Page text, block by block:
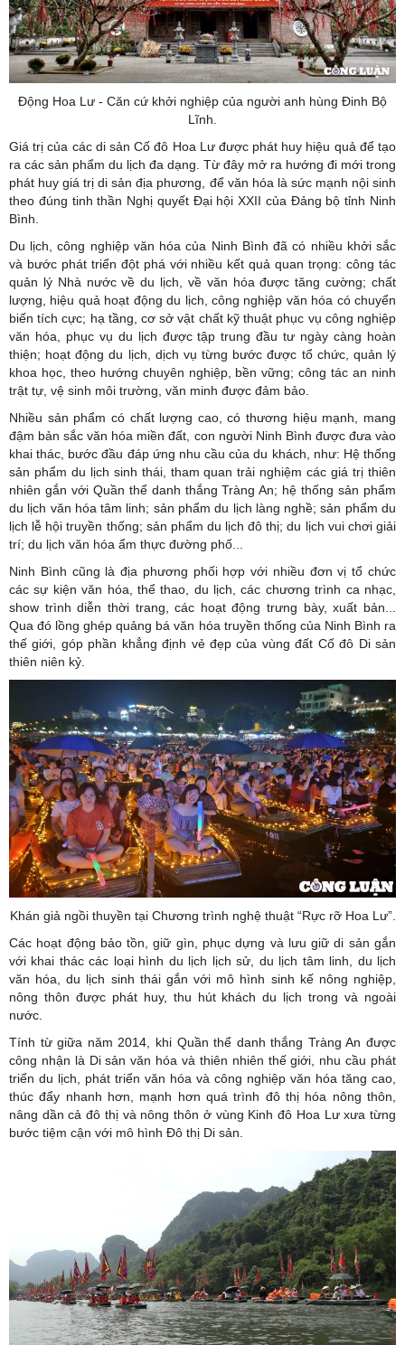
Động Hoa Lư - Căn cứ khởi nghiệp của người anh hùng Đinh Bộ
Lĩnh.
Giá trị của các di sản Cố đô Hoa Lư được phát huy hiệu quả để tạo
ra các sản phẩm du lịch đa dạng. Từ đây mở ra hướng đi mới trong
phát huy giá trị di sản địa phương, để văn hóa là sức mạnh nội sinh
theo đúng tinh thần Nghị quyết Đại hội XXII của Đảng bộ tỉnh Ninh
Bình.
Du lịch, công nghiệp văn hóa của Ninh Bình đã có nhiều khởi sắc
và bước phát triển đột phá với nhiều kết quả quan trọng: công tác
quản lý Nhà nước về du lịch, về văn hóa được tăng cường; chất
lượng, hiệu quả hoạt động du lịch, công nghiệp văn hóa có chuyển
biến tích cực; hạ tầng, cơ sở vật chất kỹ thuật phục vụ công nghiệp
văn hóa, phục vụ du lịch được tập trung đầu tư ngày càng hoàn
thiện; hoạt động du lịch, dịch vụ từng bước được tổ chức, quản lý
khoa học, theo hướng chuyên nghiệp, bền vững; công tác an ninh
trật tự, vệ sinh môi trường, văn minh được đảm bảo.
Nhiều sản phẩm có chất lượng cao, có thương hiệu mạnh, mang
đậm bản sắc văn hóa miền đất, con người Ninh Bình được đưa vào
khai thác, bước đầu đáp ứng nhu cầu của du khách, như: Hệ thống
sản phẩm du lịch sinh thái, tham quan trải nghiệm các giá trị thiên
nhiên gắn với Quần thể danh thắng Tràng An; hệ thống sản phẩm
du lịch văn hóa tâm linh; sản phẩm du lịch làng nghề; sản phẩm du
lịch lễ hội truyền thống; sản phẩm du lịch đô thị; du lịch vui chơi giải
trí; du lịch văn hóa ẩm thực đường phố...
Ninh Bình cũng là địa phương phối hợp với nhiều đơn vị tổ chức
các sự kiện văn hóa, thể thao, du lịch, các chương trình ca nhạc,
show trình diễn thời trang, các hoạt động trưng bày, xuất bản...
Qua đó lồng ghép quảng bá văn hóa truyền thống của Ninh Bình ra
thế giới, góp phần khẳng định vẻ đẹp của vùng đất Cố đô Di sản
thiên niên kỷ.
Khán giả ngồi thuyền tại Chương trình nghệ thuật “Rực rỡ Hoa Lư”.
Các hoạt động bảo tồn, giữ gìn, phục dựng và lưu giữ di sản gắn
với khai thác các loại hình du lịch lịch sử, du lịch tâm linh, du lịch
văn hóa, du lịch sinh thái gắn với mô hình sinh kế nông nghiệp,
nông thôn được phát huy, thu hút khách du lịch trong và ngoài
nước.
Tính từ giữa năm 2014, khi Quần thể danh thắng Tràng An được
công nhận là Di sản văn hóa và thiên nhiên thế giới, nhu cầu phát
triển du lịch, phát triển văn hóa và công nghiệp văn hóa tăng cao,
thúc đẩy nhanh hơn, mạnh hơn quá trình đô thị hóa nông thôn,
nâng dần cả đô thị và nông thôn ở vùng Kinh đô Hoa Lư xưa từng
bước tiệm cận với mô hình Đô thị Di sản.